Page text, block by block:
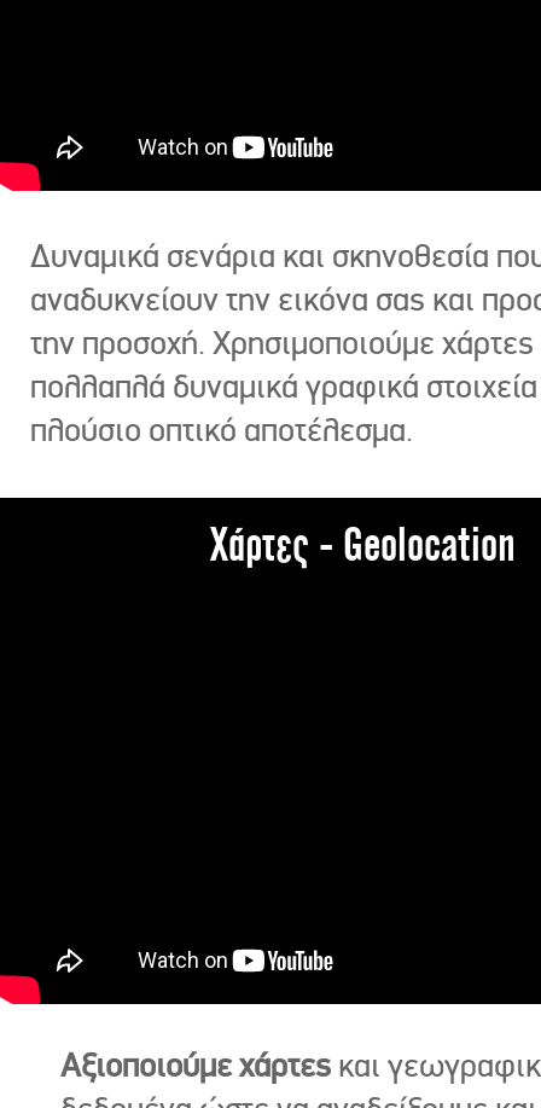
Δυναμικά σενάρια και σκηνοθεσία
αναδυκνείουν την εικόνα σας και
την προσοχή. Χρησιμοποιούμε χάρτες
πολλαπλά δυναμικά γραφικά στοιχεία
πλούσιο οπτικό αποτέλεσμα.
Χάρτες - Geolocation
Αξιοποιούμε χάρτες και